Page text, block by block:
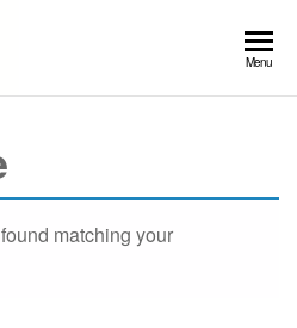
Menu
matching your